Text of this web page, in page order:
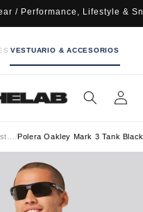
/ Performance, Lifestyle &
VESTUARIO & ACCESORIOS
Iniciar
sesión
/Polera Oakley Mark 3 Tank